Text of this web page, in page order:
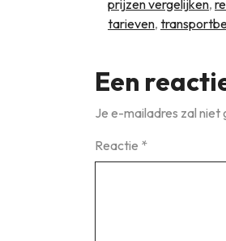
prijzen vergelijken,
tarieven,
Een
Je e-mailadres zal niet
Reactie *